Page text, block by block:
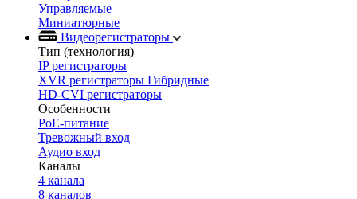
Управляемые
Миниатюрные
Видеорегистраторы
Тип (технология)
IP регистраторы
XVR регистраторы Гибридные
HD-CVI регистраторы
Особенности
PoE-питание
Тревожный вход
Аудио вход
Каналы
4 канала
8 каналов